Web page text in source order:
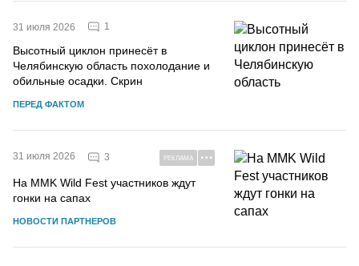
31 июля 2026 1
Высотный циклон принесёт в
Челябинскую область похолодание и
обильные осадки. Скрин
ПЕРЕД ФАКТОМ
31 июля 2026 3 РЕКЛАМА
На MMK Wild Fest участников ждут
гонки на сапах
НОВОСТИ ПАРТНЕРОВ